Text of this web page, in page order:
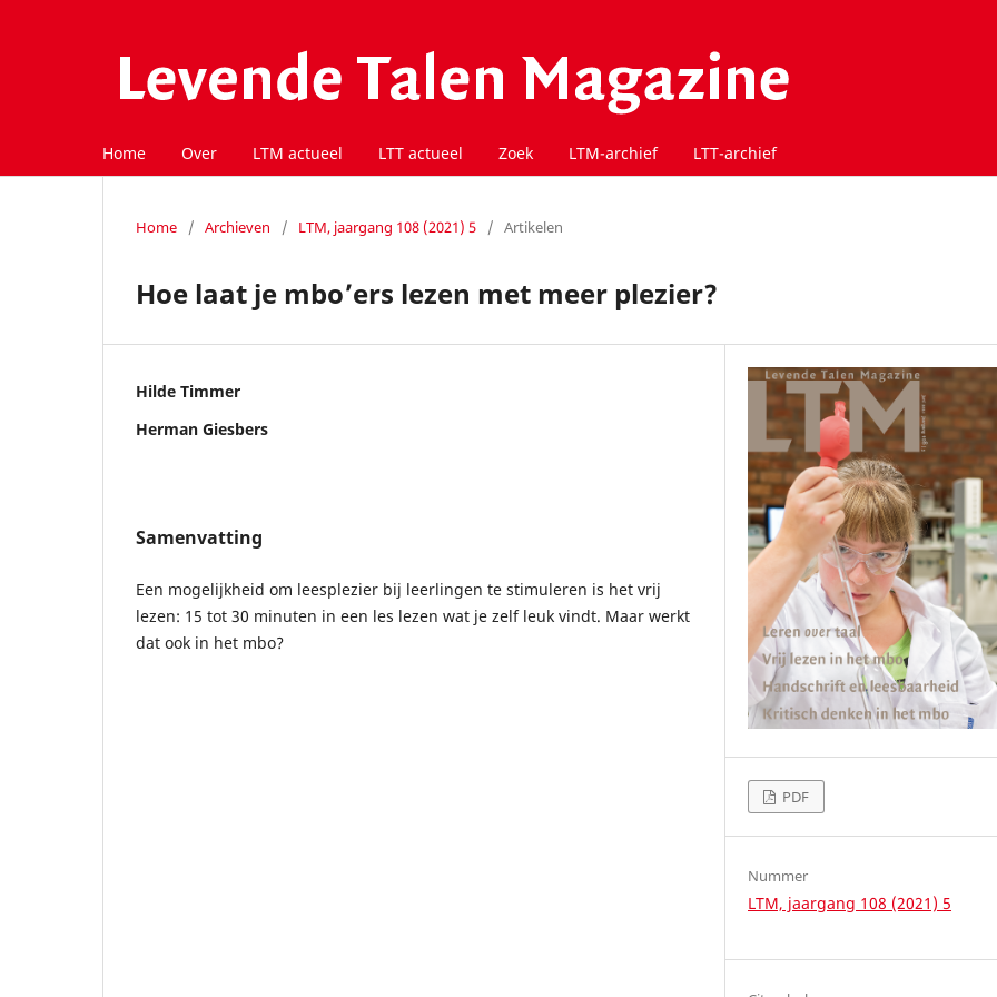
Home Over LTM actueel LTT actueel Zoek LTM-archief LTT-archief
Home / Archieven / LTM, jaargang 108 (2021) 5 / Artikelen
Hoe laat je mbo’ers lezen met meer plezier?
Hilde Timmer
Herman Giesbers
Samenvatting
Een mogelijkheid om leesplezier bij leerlingen te stimuleren is het vrij
lezen: 15 tot 30 minuten in een les lezen wat je zelf leuk vindt. Maar werkt
dat ook in het mbo?
PDF
Nummer
LTM, jaargang 108 (2021) 5